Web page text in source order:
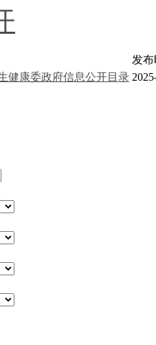
发
健康委政府信息公开目录